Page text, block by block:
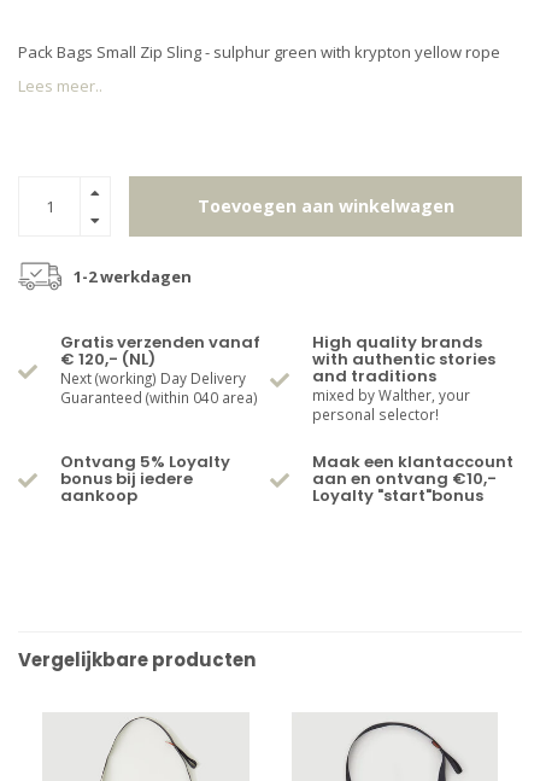
Pack Bags Small Zip Sling - sulphur green with krypton yellow rope
Lees meer..
Toevoegen aan winkelwagen
1-2 werkdagen
Gratis verzenden vanaf
€ 120,- (NL)
Next (working) Day Delivery
Guaranteed (within 040 area)
High quality brands
with authentic stories
and traditions
mixed by Walther, your
personal selector!
Ontvang 5% Loyalty
bonus bij iedere
aankoop
Maak een klantaccount
aan en ontvang €10,-
Loyalty "start"bonus
Vergelijkbare producten